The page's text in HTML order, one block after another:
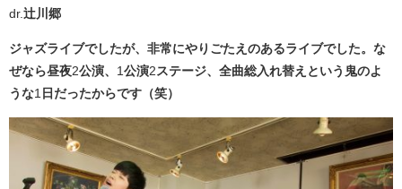
dr. 辻川郷
ジャズライブでしたが、非常にやりごたえのあるライブでした。な
ぜなら昼夜2公演、 1 公演2 ステージ、全曲総入れ替えという鬼のよ
うな1 日だったからです（笑）